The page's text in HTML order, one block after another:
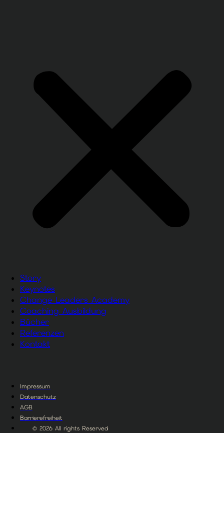
Story
Keynotes
Change Leaders Academy
Coaching Ausbildung
Bücher
Referenzen
Kontakt
Impressum
Datenschutz
AGB
Barrierefreiheit
© 2026 All rights Reserved